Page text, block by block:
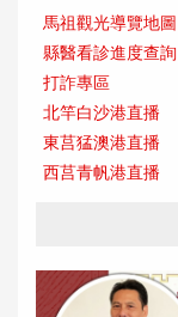
馬祖觀光導覽地圖
縣醫看診進度查詢
打詐專區
北竿白沙港直播
東莒猛澳港直播
西莒青帆港直播